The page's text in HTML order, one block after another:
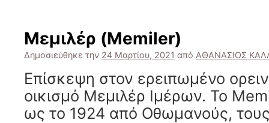
Μεμιλέρ (Memiler)
Δημοσιεύθηκε την 24 Μαρτίου, 2021 από ΑΘΑΝΑΣΙΟΣ
Επίσκεψη στον ερειπωμένο
οικισμό Μεμιλέρ Ιμέρων. Το
ως το 1924 από Οθωμανούς,